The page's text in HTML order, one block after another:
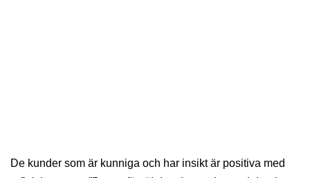
De kunder som är kunniga och har insikt är positiva med